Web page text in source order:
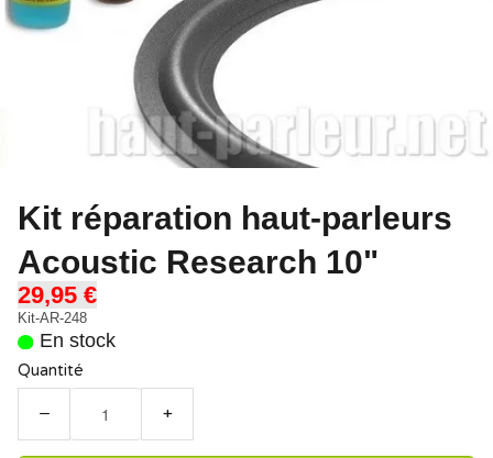
Kit réparation haut-parleurs
Acoustic Research 10"
29,95 €
Kit-AR-248
En stock
Quantité
− +